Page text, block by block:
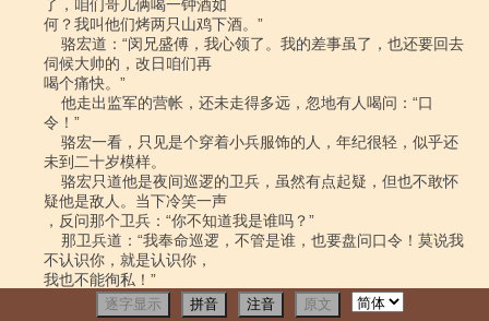
逐字显示 拼音 注音 原文